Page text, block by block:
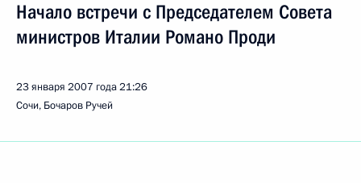
Начало встречи с Председателем Совета
министров Италии Романо Проди
23 января 2007 года21:26
Сочи, Бочаров Ручей